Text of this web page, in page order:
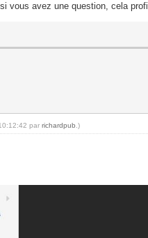
vous avez une question, cela
parrichardpub .)